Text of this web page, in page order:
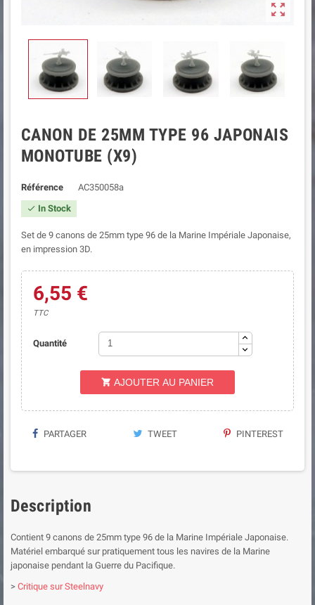

CANON DE 25MM TYPE 96 JAPONAIS
MONOTUBE (X9)
Référence AC350058a
 In Stock
Set de 9 canons de 25mm type 96 de la Marine Impériale Japonaise,
en impression 3D.
6,55 €
TTC
Quantité
 AJOUTER AU PANIER
PARTAGER TWEET PINTEREST
Description
Contient 9 canons de 25mm type 96 de la Marine Impériale Japonaise.
Matériel embarqué sur pratiquement tous les navires de la Marine
japonaise pendant la Guerre du Pacifique.
> Critique sur Steelnavy